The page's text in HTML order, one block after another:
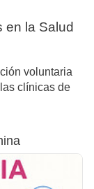
en la Salud
voluntaria
clínicas de